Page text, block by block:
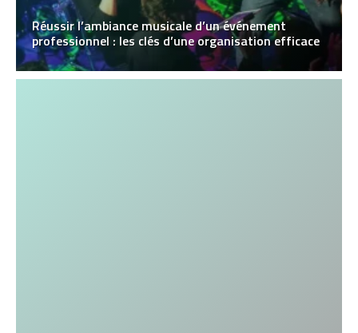
Réussir l’ambiance musicale d’un événement
professionnel : les clés d’une organisation efficace